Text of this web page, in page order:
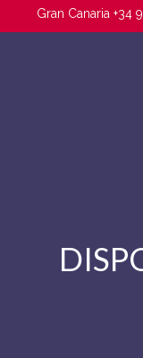
Gran Canaria +34